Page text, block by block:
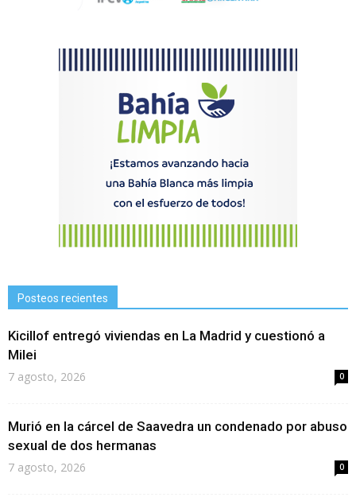
Posteos recientes
Kicillof entregó viviendas en La Madrid y cuestionó a
Milei
7 agosto, 2026 0
Murió en la cárcel de Saavedra un condenado por abuso
sexual de dos hermanas
7 agosto, 2026 0